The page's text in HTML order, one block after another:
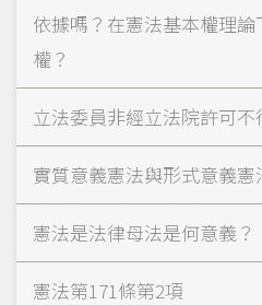
依據嗎？在憲法基本權理
權？
立法委員非經立法院許可不
實質意義憲法與形式意義憲
憲法是法律母法是何意義？
憲法第171條第2項